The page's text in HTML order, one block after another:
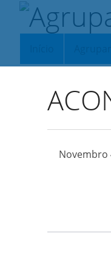
Novembro